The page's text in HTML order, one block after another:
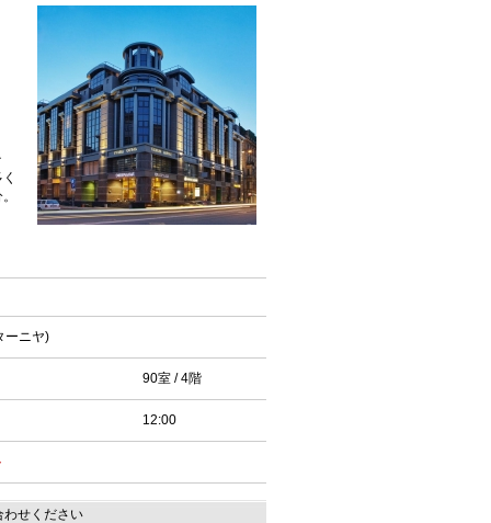
ーニヤ)
90室 / 4階
12:00
わせください